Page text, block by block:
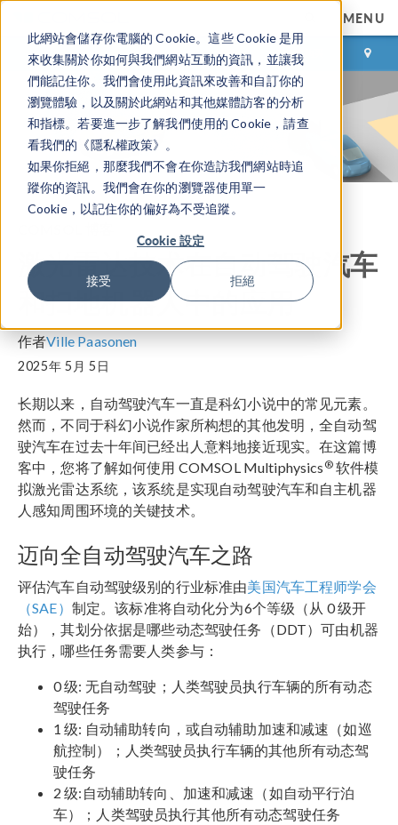
此網站會儲存你電腦的 Cookie。這些 Cookie 是用
來收集關於你如何與我們網站互動的資訊，並讓我
們能記住你。我們會使用此資訊來改善和自訂你的
瀏覽體驗，以及關於此網站和其他媒體訪客的分析
和指標。若要進一步了解我們使用的 Cookie，請查
看我們的《隱私權政策》。
如果你拒絕，那麼我們不會在你造訪我們網站時追
蹤你的資訊。我們會在你的瀏覽器使用單一
Cookie，以記住你的偏好為不受追蹤。
Cookie 設定
接受 拒絕
MENU
登录 咨询与购买
激光雷达技术在自动驾驶汽车
和扫地机器人中的应用
作者Ville Paasonen
2025年 5月 5日
长期以来，自动驾驶汽车一直是科幻小说中的常见元素。
然而，不同于科幻小说作家所构想的其他发明，全自动驾
驶汽车在过去十年间已经出人意料地接近现实。在这篇博
客中，您将了解如何使用 COMSOL Multiphysics ®软件模
拟激光雷达系统，该系统是实现自动驾驶汽车和自主机器
人感知周围环境的关键技术。
迈向全自动驾驶汽车之路
评估汽车自动驾驶级别的行业标准由美国汽车工程师学会
（SAE） 制定。该标准将自动化分为6个等级（从 0 级开
始），其划分依据是哪些动态驾驶任务（DDT）可由机器
执行，哪些任务需要人类参与：
0 级: 无自动驾驶；人类驾驶员执行车辆的所有动态
驾驶任务
1 级: 自动辅助转向，或自动辅助加速和减速（如巡
航控制）；人类驾驶员执行车辆的其他所有动态驾
驶任务
2 级:自动辅助转向、加速和减速（如自动平行泊
车）；人类驾驶员执行其他所有动态驾驶任务